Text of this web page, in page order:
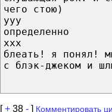
чего стою)
yyy
определенно
xxx
блеать! я понял!
с блэк-джеком и
[+ 38 - ] Комментировать